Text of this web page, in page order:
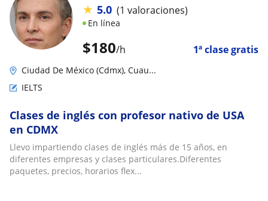
$180/h 1ª clase gratis
★ 5.0 (1 valoraciones)
En línea
Ciudad De México (Cdmx), Cuau...
IELTS
Clases de inglés con profesor nativo de USA
en CDMX
Llevo impartiendo clases de inglés más de 15 años, en
diferentes empresas y clases particulares.Diferentes
paquetes, precios, horarios flex...